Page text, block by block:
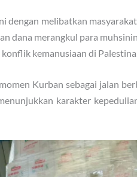
melibatkan
dana merangkul para
kemanusiaan di Palestina.
Kurban sebagai jalan
karakter